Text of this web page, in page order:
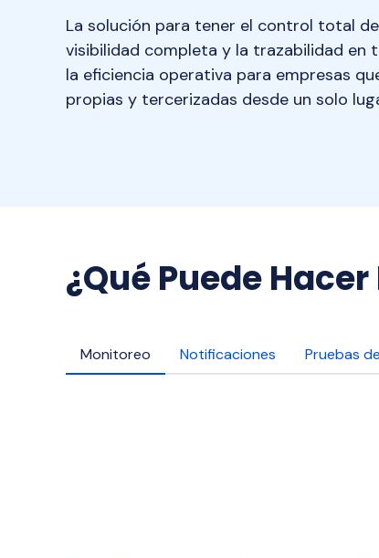
La solución para tener el control total
visibilidad completa y la trazabilidad en
la eficiencia operativa para empresas
propias y tercerizadas desde un solo
¿Qué Puede
Monitoreo Notificaciones Pruebas